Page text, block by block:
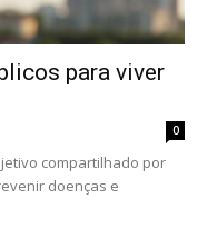
para viver
0
compartilhado por
doenças e